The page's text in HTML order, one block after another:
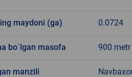
maydoni (ga) 0.0724
bo`lgan masofa 900 metr
manzili